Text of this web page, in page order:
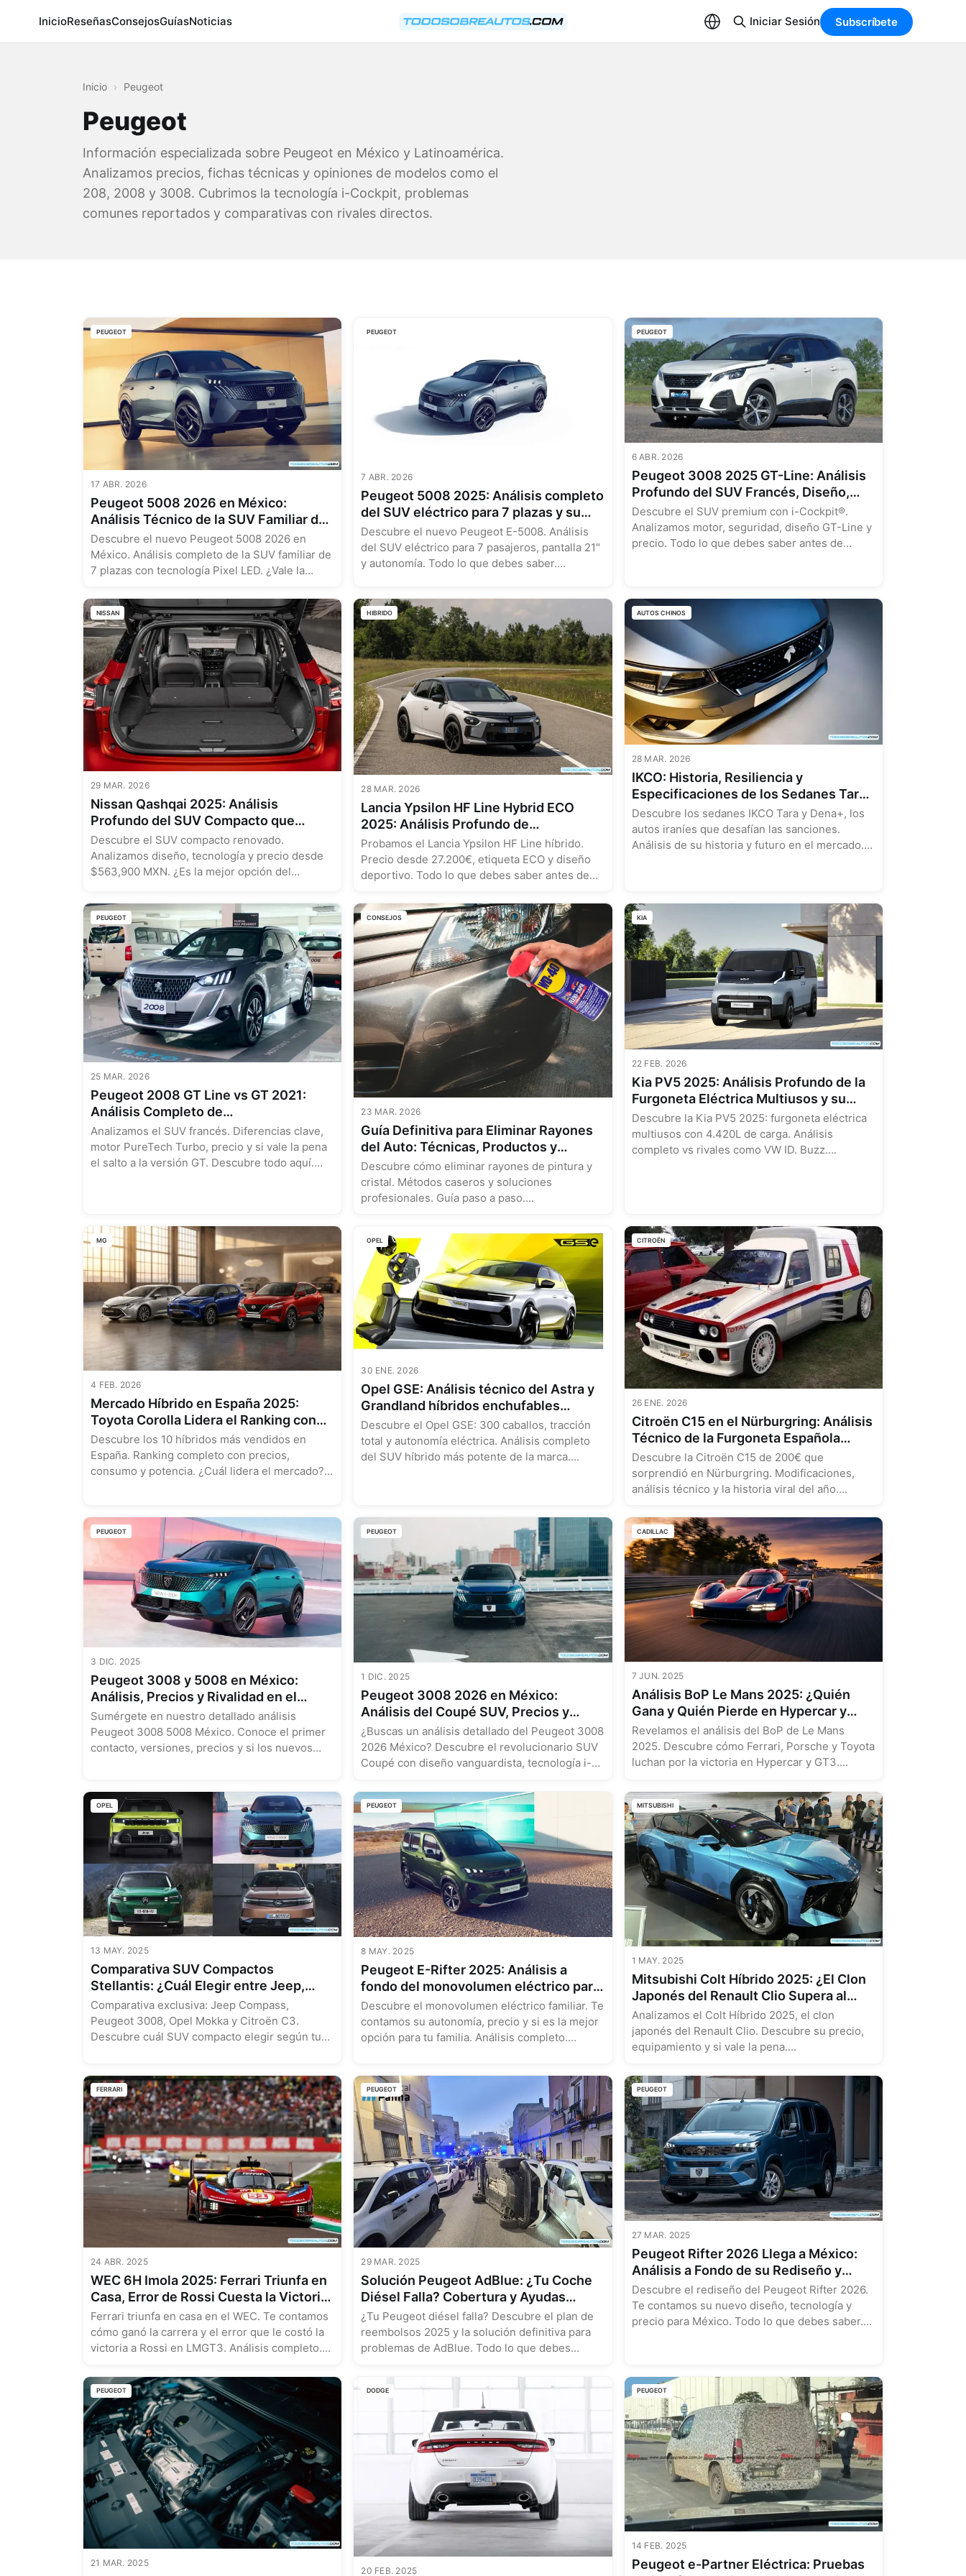
InicioReseñasConsejosGuíasNoticias Iniciar Sesión Subscríbete
Inicio › Peugeot
Peugeot
Información especializada sobre Peugeot en México y Latinoamérica.
Analizamos precios, fichas técnicas y opiniones de modelos como el
208, 2008 y 3008. Cubrimos la tecnología i-Cockpit, problemas
comunes reportados y comparativas con rivales directos.
PEUGEOT
17 ABR. 2026
Peugeot 5008 2026 en México:
Análisis Técnico de la SUV Familiar de
7 Plazas
Descubre el nuevo Peugeot 5008 2026 en
México. Análisis completo de la SUV familiar de
7 plazas con tecnología Pixel LED. ¿Vale la
PEUGEOT
7 ABR. 2026
Peugeot 5008 2025: Análisis completo
del SUV eléctrico para 7 plazas y su
tecnología E-5008
Descubre el nuevo Peugeot E-5008. Análisis
del SUV eléctrico para 7 pasajeros, pantalla 21"
y autonomía. Todo lo que debes saber....
PEUGEOT
6 ABR. 2026
Peugeot 3008 2025 GT-Line: Análisis
Profundo del SUV Francés, Diseño,
Tecnología y Precio
Descubre el SUV premium con i-Cockpit®.
Analizamos motor, seguridad, diseño GT-Line y
precio. Todo lo que debes saber antes de
NISSAN
29 MAR. 2026
Nissan Qashqai 2025: Análisis
Profundo del SUV Compacto que
Renueva su Legado
Descubre el SUV compacto renovado.
Analizamos diseño, tecnología y precio desde
$563,900 MXN. ¿Es la mejor opción del
HIBRIDO
28 MAR. 2026
Lancia Ypsilon HF Line Hybrid ECO
2025: Análisis Profundo de
Prestaciones, Precio y Rivales
Probamos el Lancia Ypsilon HF Line híbrido.
Precio desde 27.200€, etiqueta ECO y diseño
deportivo. Todo lo que debes saber antes de
AUTOS CHINOS
28 MAR. 2026
IKCO: Historia, Resiliencia y
Especificaciones de los Sedanes Tara
y Dena+
Descubre los sedanes IKCO Tara y Dena+, los
autos iraníes que desafían las sanciones.
Análisis de su historia y futuro en el mercado....
PEUGEOT
25 MAR. 2026
Peugeot 2008 GT Line vs GT 2021:
Análisis Completo de
Especificaciones, Equipamiento y
Precios en México
Analizamos el SUV francés. Diferencias clave,
motor PureTech Turbo, precio y si vale la pena
el salto a la versión GT. Descubre todo aquí....
CONSEJOS
23 MAR. 2026
Guía Definitiva para Eliminar Rayones
del Auto: Técnicas, Productos y
Prevención
Descubre cómo eliminar rayones de pintura y
cristal. Métodos caseros y soluciones
profesionales. Guía paso a paso....
KIA
22 FEB. 2026
Kia PV5 2025: Análisis Profundo de la
Furgoneta Eléctrica Multiusos y su
Posición en el Mercado
Descubre la Kia PV5 2025: furgoneta eléctrica
multiusos con 4.420L de carga. Análisis
completo vs rivales como VW ID. Buzz....
MG
4 FEB. 2026
Mercado Híbrido en España 2025:
Toyota Corolla Lidera el Ranking con
20.833 Unidades Vendidas
Descubre los 10 híbridos más vendidos en
España. Ranking completo con precios,
consumo y potencia. ¿Cuál lidera el mercado?...
OPEL
30 ENE. 2026
Opel GSE: Análisis técnico del Astra y
Grandland híbridos enchufables
deportivos
Descubre el Opel GSE: 300 caballos, tracción
total y autonomía eléctrica. Análisis completo
del SUV híbrido más potente de la marca....
CITROËN
26 ENE. 2026
Citroën C15 en el Nürburgring: Análisis
Técnico de la Furgoneta Española
Modificada
Descubre la Citroën C15 de 200€ que
sorprendió en Nürburgring. Modificaciones,
análisis técnico y la historia viral del año....
PEUGEOT
3 DIC. 2025
Peugeot 3008 y 5008 en México:
Análisis, Precios y Rivalidad en el
Segmento SUV
Sumérgete en nuestro detallado análisis
Peugeot 3008 5008 México. Conoce el primer
contacto, versiones, precios y si los nuevos
PEUGEOT
1 DIC. 2025
Peugeot 3008 2026 en México:
Análisis del Coupé SUV, Precios y
Rivales
¿Buscas un análisis detallado del Peugeot 3008
2026 México? Descubre el revolucionario SUV
Coupé con diseño vanguardista, tecnología i-
CADILLAC
7 JUN. 2025
Análisis BoP Le Mans 2025: ¿Quién
Gana y Quién Pierde en Hypercar y
GT3?
Revelamos el análisis del BoP de Le Mans
2025. Descubre cómo Ferrari, Porsche y Toyota
luchan por la victoria en Hypercar y GT3....
OPEL
13 MAY. 2025
Comparativa SUV Compactos
Stellantis: ¿Cuál Elegir entre Jeep,
Citroën, Opel y Peugeot?
Comparativa exclusiva: Jeep Compass,
Peugeot 3008, Opel Mokka y Citroën C3.
Descubre cuál SUV compacto elegir según tus
PEUGEOT
8 MAY. 2025
Peugeot E-Rifter 2025: Análisis a
fondo del monovolumen eléctrico para
familias y profesionales | Autonomía,
precio y alternativas
Descubre el monovolumen eléctrico familiar. Te
contamos su autonomía, precio y si es la mejor
opción para tu familia. Análisis completo....
MITSUBISHI
1 MAY. 2025
Mitsubishi Colt Híbrido 2025: ¿El Clon
Japonés del Renault Clio Supera al
Original?
Analizamos el Colt Híbrido 2025, el clon
japonés del Renault Clio. Descubre su precio,
equipamiento y si vale la pena....
FERRARI
24 ABR. 2025
WEC 6H Imola 2025: Ferrari Triunfa en
Casa, Error de Rossi Cuesta la Victoria
en LMGT3
Ferrari triunfa en casa en el WEC. Te contamos
cómo ganó la carrera y el error que le costó la
victoria a Rossi en LMGT3. Análisis completo....
PEUGEOT
29 MAR. 2025
Solución Peugeot AdBlue: ¿Tu Coche
Diésel Falla? Cobertura y Ayudas
Explicadas
¿Tu Peugeot diésel falla? Descubre el plan de
reembolsos 2025 y la solución definitiva para
problemas de AdBlue. Todo lo que debes
PEUGEOT
27 MAR. 2025
Peugeot Rifter 2026 Llega a México:
Análisis a Fondo de su Rediseño y
Características Clave
Descubre el rediseño del Peugeot Rifter 2026.
Te contamos su nuevo diseño, tecnología y
precio para México. Todo lo que debes saber....
PEUGEOT
21 MAR. 2025
DODGE
20 FEB. 2025
PEUGEOT
14 FEB. 2025
Peugeot e-Partner Eléctrica: Pruebas